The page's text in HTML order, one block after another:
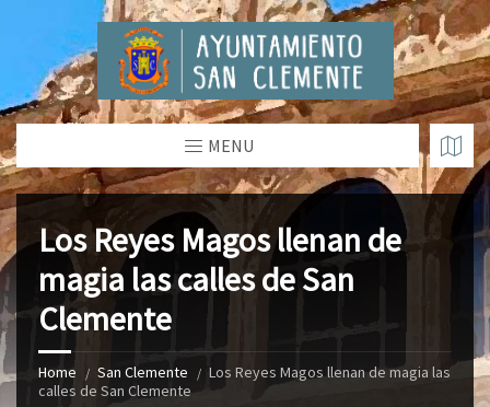
MENU
Los Reyes Magos llenan de
magia las calles de San
Clemente
Home San Clemente
Los Reyes Magos llenan de magia las
calles de San Clemente